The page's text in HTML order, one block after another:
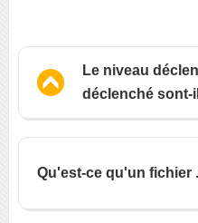
Le niveau
déclenché sont-
Qu'est-ce qu'un fichier